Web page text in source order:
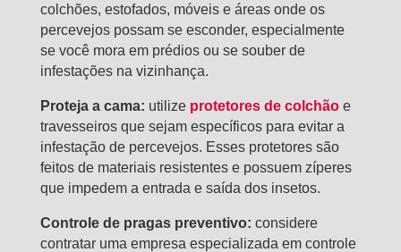
colchões, estofados, móveis e áreas onde os
percevejos possam se esconder, especialmente
se você mora em prédios ou se souber de
infestações na vizinhança.
Proteja a cama: utilize protetores de colchãoe
travesseiros que sejam específicos para evitar a
infestação de percevejos. Esses protetores são
feitos de materiais resistentes e possuem zíperes
que impedem a entrada e saída dos insetos.
Controle de pragas preventivo: considere
contratar uma empresa especializada em controle